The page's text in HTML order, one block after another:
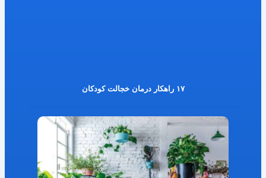
۱۷ راهکار درمان خجالت کودکان